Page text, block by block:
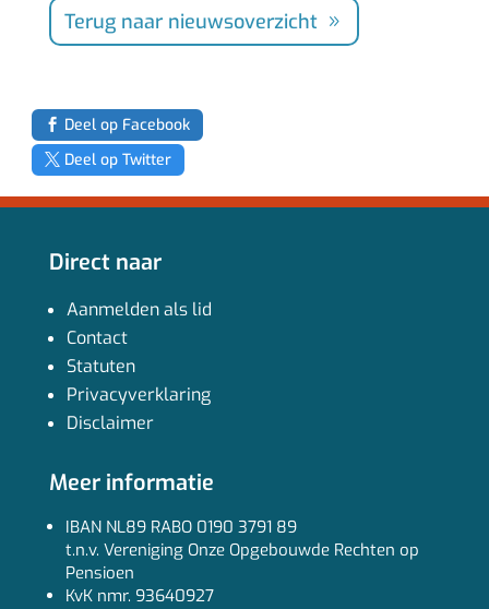
Terug naar nieuwsoverzicht
Deel op Facebook
Deel op Twitter
Direct naar
Aanmelden als lid
Contact
Statuten
Privacyverklaring
Disclaimer
Meer informatie
IBAN NL89 RABO 0190 3791 89
t.n.v. Vereniging Onze Opgebouwde Rechten op
Pensioen
KvK nmr. 93640927